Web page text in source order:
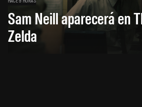
Sam Neill aparecerá en
Zelda